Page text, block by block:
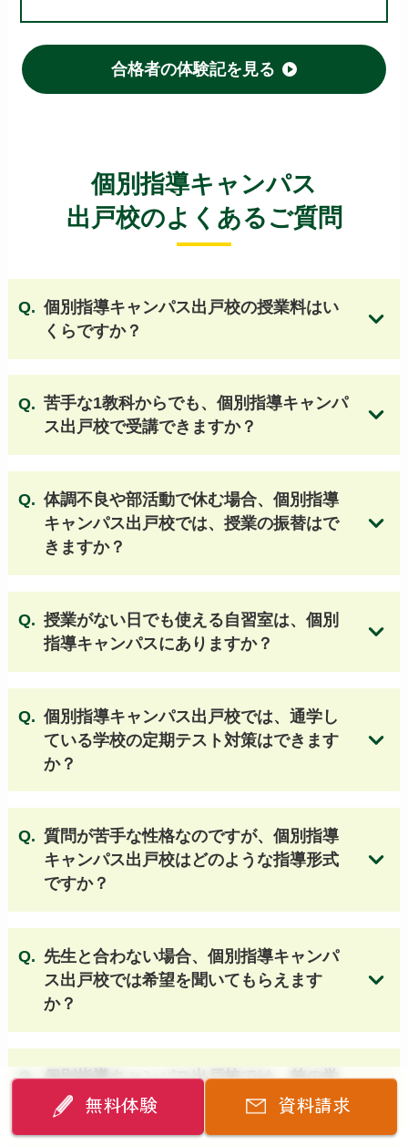
枚方高等学校
河南高等学校
刀根山高等学校
【大阪 国立・私立高校】
清風南海高等学校
四天王寺高等学校
大阪桐蔭高等学校
桃山学院高等学校
国立大阪教育大学附属天王寺校舎
国立大阪教育大学附属平野校舎
清教学園高等学校
清風高等学校
近畿大学附属高等学校
初芝富田林高等学校
箕面自由学園高等学校
追手門学院高等学校
関西大学第一高等学校
関西創価高等学校
帝塚山学院泉ヶ丘高等学校
関西大学高等部
上宮高等学校
関西大学北陽高等学校
金光八尾高等学校
大阪公立大学工業高等専門学校
利晶学園大阪立命館高等学校
常翔啓光学園高等学校 他
合格者の体験記を見る
個別指導キャンパス
出戸校のよくあるご質問
個別指導キャンパス出戸校の授業料はい
くらですか？
個別指導キャンパスの授業料はこちら
苦手な1教科からでも、個別指導キャンパ
ス出戸校で受講できますか？
体調不良や部活動で休む場合、個別指導
キャンパス出戸校では、授業の振替はで
きますか？
授業がない日でも使える自習室は、個別
指導キャンパスにありますか？
個別指導キャンパス出戸校では、通学し
ている学校の定期テスト対策はできます
か？
質問が苦手な性格なのですが、個別指導
キャンパス出戸校はどのような指導形式
ですか？
先生と合わない場合、個別指導キャンパ
ス出戸校では希望を聞いてもらえます
か？
個別指導キャンパス出戸校では、前の学
年（基礎）に戻って復習できますか？
無料体験 資料請求